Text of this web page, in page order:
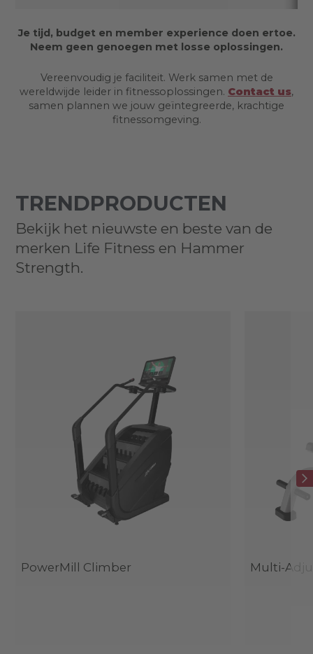
Je tijd, budget en member experience doen ertoe.
Neem geen genoegen met losse oplossingen.
Vereenvoudig je faciliteit. Werk samen met de
wereldwijde leider in fitnessoplossingen. Contact us,
samen plannen we jouw geïntegreerde, krachtige
fitnessomgeving.
TRENDPRODUCTEN
Bekijk het nieuwste en beste van de
merken Life Fitness en Hammer
Strength.
PowerMill Climber Multi-